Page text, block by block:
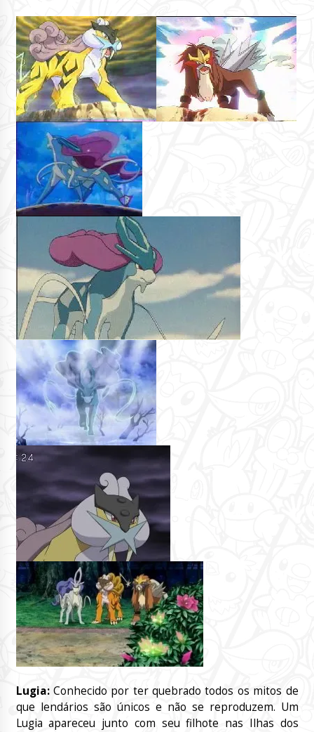
Lugia:Conhecido por ter quebrado todos os mitos de
que lendários são únicos e não se reproduzem. Um
Lugia apareceu junto com seu filhote nas Ilhas dos